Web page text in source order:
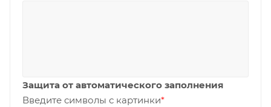
Защита от автоматического заполнения
Введите символы с картинки*